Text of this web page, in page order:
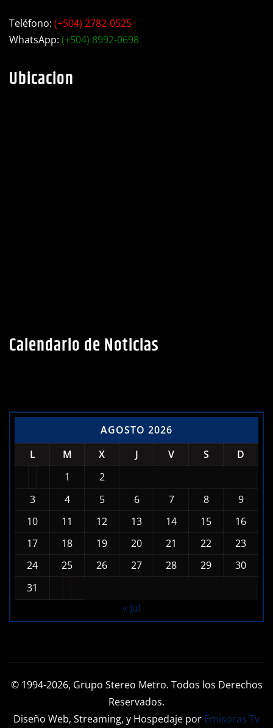
Teléfono:
WhatsApp:
(+504) 8992-0698
Ubicacion
Calendario de Noticias
L
M X J V S
D
« Jul
© 1994-2026, Grupo Stereo Metro. Todos los Derechos
Reservados.
Diseño Web, Streaming, y Hospedaje por
Emisoras Tv